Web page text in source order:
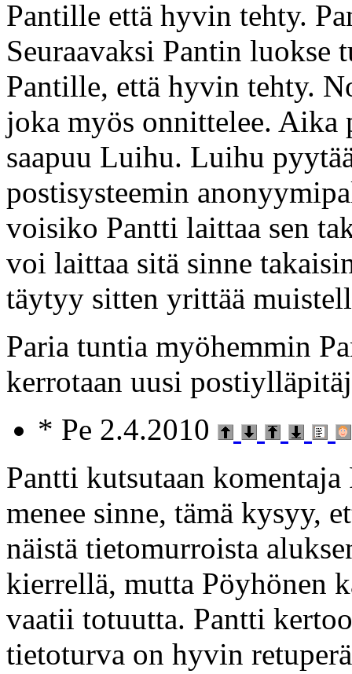
Pantille että hyvin tehty.
Seuraavaksi Pantin luokse
Pantille, että hyvin tehty.
joka myös onnittelee. Aika
saapuu Luihu. Luihu
postisysteemin
voisiko Pantti laittaa sen
voi laittaa sitä sinne
täytyy sitten yrittää
Paria tuntia myöhemmin
kerrotaan uusi
* Pe 2.4.2010
Pantti kutsutaan
menee sinne, tämä kysyy,
näistä tietomurroista
kierrellä, mutta Pöyhönen
vaatii totuutta. Pantti
tietoturva on hyvin